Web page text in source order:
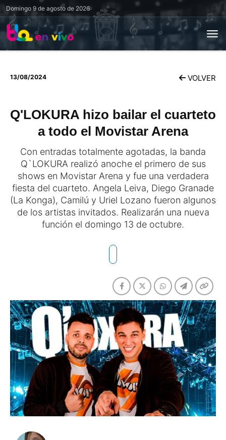
Domingo 9 de agosto de 2026
13/08/2024 VOLVER
Q'LOKURA hizo bailar el cuarteto
a todo el Movistar Arena
Con entradas totalmente agotadas, la banda
Q`LOKURA realizó anoche el primero de sus
shows en Movistar Arena y fue una verdadera
fiesta del cuarteto. Angela Leiva, Diego Granade
(La Konga), Camilú y Uriel Lozano fueron algunos
de los artistas invitados. Realizarán una nueva
función el domingo 13 de octubre.